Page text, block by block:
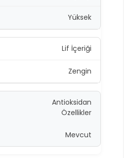
Yüksek
Lif İçeriği
Zengin
Antioksidan
Özellikler
Mevcut